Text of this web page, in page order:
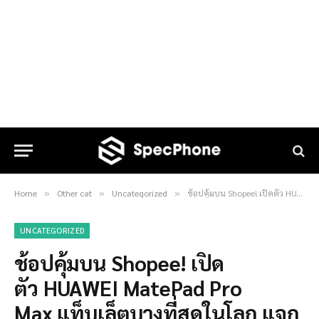
Home » Other cat » Uncategorized » ช้อปคุ้มบน Shopee! เปิดตัว HUAWEI MatePad Pro Max แท็บเล็ตบางที่สุดในโลก แจกโค้ดลดเพิ่ม 3,000.- พร้อมของแถมจัดเต็มรวมสูงสุด 25,615 บาท
UNCATEGORIZED
ช้อปคุ้มบน Shopee! เปิด
ตัว HUAWEI MatePad Pro
Max แท็บเล็ตบางที่สุดในโลก แจก